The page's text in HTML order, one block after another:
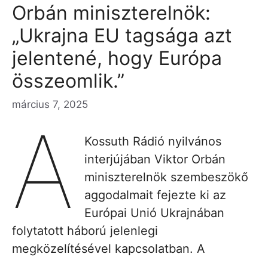
Orbán miniszterelnök:
„Ukrajna EU tagsága azt
jelentené, hogy Európa
összeomlik.”
március 7, 2025
A
Kossuth Rádió nyilvános
interjújában Viktor Orbán
miniszterelnök szembeszökő
aggodalmait fejezte ki az
Európai Unió Ukrajnában
folytatott háború jelenlegi
megközelítésével kapcsolatban. A